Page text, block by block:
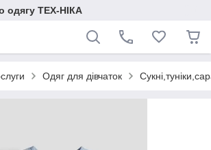
одягу ТЕХ-НІКА
Одяг для дівчаток